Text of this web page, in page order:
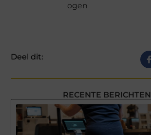
ogen
Deel dit:
RECENTE BERICHTEN